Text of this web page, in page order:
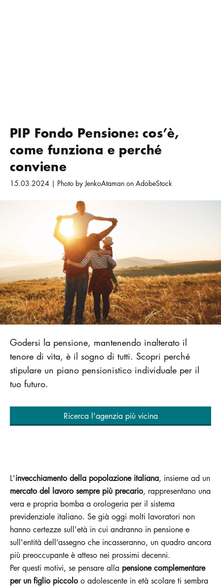
PIP Fondo Pensione: cos’è,
come funziona e perché
conviene
15.03.2024 | Photo by JenkoAtaman on AdobeStock
Godersi la pensione, mantenendo inalterato il
tenore di vita, è il sogno di tutti. Scopri perché
stipulare un piano pensionistico individuale per il
tuo futuro.
Ricerca l'agenzia più vicina
L'invecchiamento della popolazione italiana, insieme ad un
mercato del lavoro sempre più precario, rappresentano una
vera e propria bomba a orologeria per il sistema
previdenziale italiano. Se già oggi molti lavoratori non
hanno certezze sull'età in cui andranno in pensione e
sull'entità dell’assegno che incasseranno, un quadro ancora
più preoccupante è atteso nei prossimi decenni.
Per questi motivi, se pensare alla pensione complementare
per un figlio piccolo o adolescente in età scolare ti sembra